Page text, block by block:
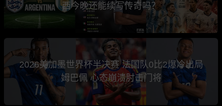
西今晚还能续写传奇吗？
2026美加墨世界杯半决赛 法国队0比2爆冷出局
姆巴佩 心态崩溃肘击门将